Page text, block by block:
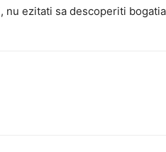
nu ezitati sa descoperiti